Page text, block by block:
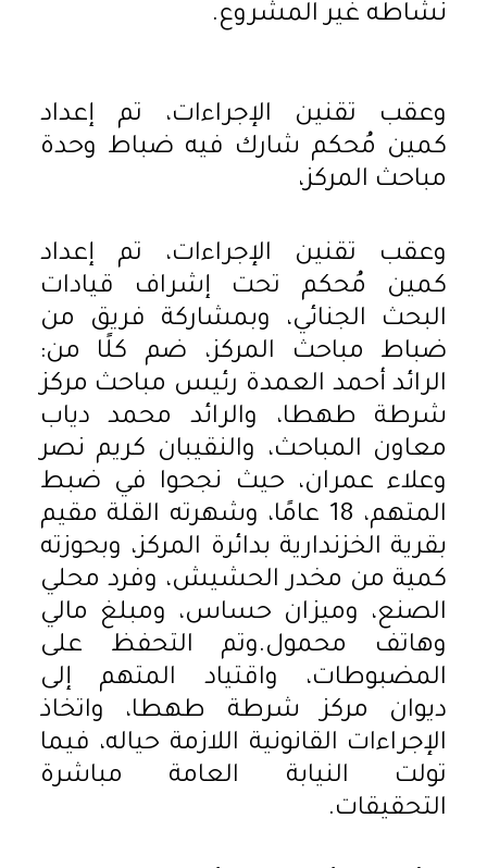
نشاطه غير المشروع.
وعقب تقنين الإجراءات، تم إعداد
كمين مُحكم شارك فيه ضباط وحدة
مباحث المركز،
وعقب تقنين الإجراءات، تم إعداد
كمين مُحكم تحت إشراف قيادات
البحث الجنائي، وبمشاركة فريق من
ضباط مباحث المركز، ضم كلًا من:
الرائد أحمد العمدة رئيس مباحث مركز
شرطة طهطا، والرائد محمد دياب
معاون المباحث، والنقيبان كريم نصر
وعلاء عمران، حيث نجحوا في ضبط
المتهم، 18 عامًا، وشهرته القلة مقيم
بقرية الخزندارية بدائرة المركز، وبحوزته
كمية من مخدر الحشيش، وفرد محلي
الصنع، وميزان حساس، ومبلغ مالي
وهاتف محمول.وتم التحفظ على
المضبوطات، واقتياد المتهم إلى
ديوان مركز شرطة طهطا، واتخاذ
الإجراءات القانونية اللازمة حياله، فيما
تولت النيابة العامة مباشرة
التحقيقات.